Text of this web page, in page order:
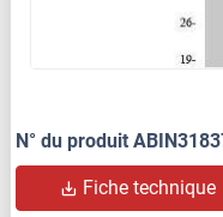
N° du produit
Fiche technique